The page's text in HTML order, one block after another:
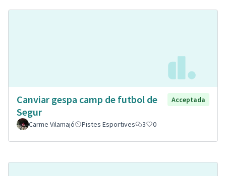
Canviar gespa camp de futbol de
Segur
Acceptada
Carme Vilamajó Pistes Esportives 3 0